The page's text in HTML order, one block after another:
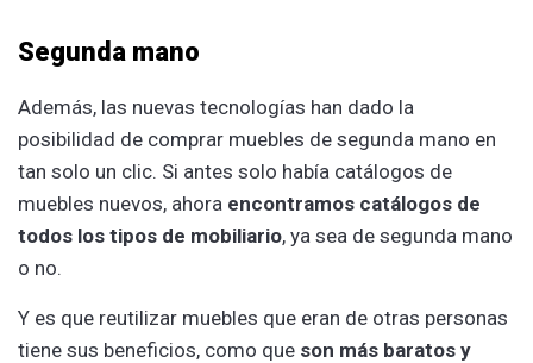
Segunda mano
Además, las nuevas tecnologías han dado la
posibilidad de comprar muebles de segunda mano en
tan solo un clic. Si antes solo había catálogos de
muebles nuevos, ahora encontramos catálogos de
todos los tipos de mobiliario, ya sea de segunda mano
o no.
Y es que reutilizar muebles que eran de otras personas
tiene sus beneficios, como que son más baratos y